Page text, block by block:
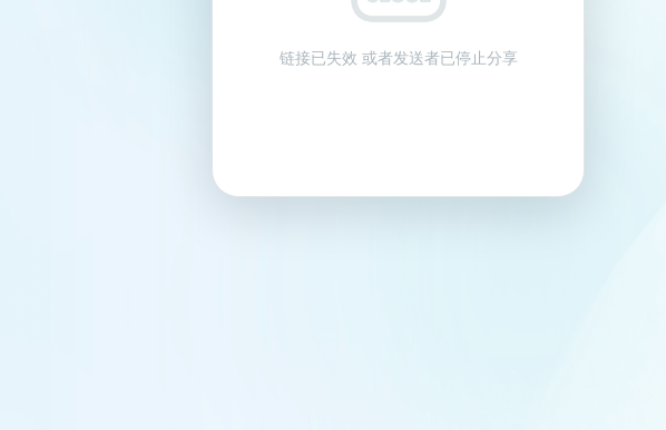
链接已失效 或者发送者已停止分享